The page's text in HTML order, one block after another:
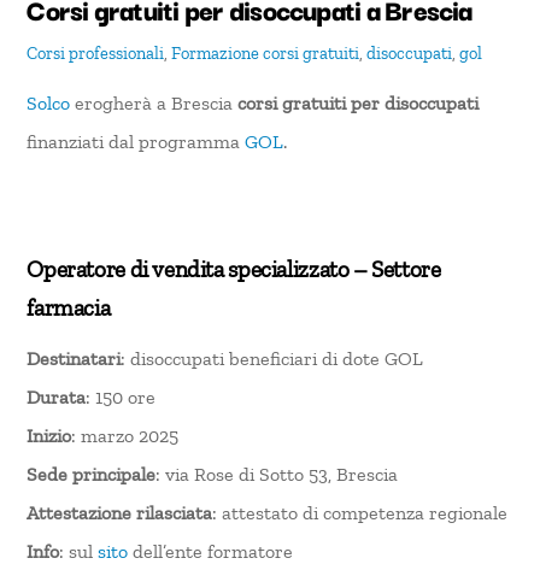
Corsi gratuiti per disoccupati a Brescia
Corsi professionali,Formazionecorsi gratuiti,disoccupati,gol
Solco erogherà a Bresciacorsi gratuiti per disoccupati
finanziati dal programmaGOL.
Operatore di vendita specializzato – Settore
farmacia
Destinatari: disoccupati beneficiari di dote GOL
Durata: 150 ore
Inizio: marzo 2025
Sede principale: via Rose di Sotto 53, Brescia
Attestazione rilasciata: attestato di competenza regionale
Info: sulsito dell’ente formatore